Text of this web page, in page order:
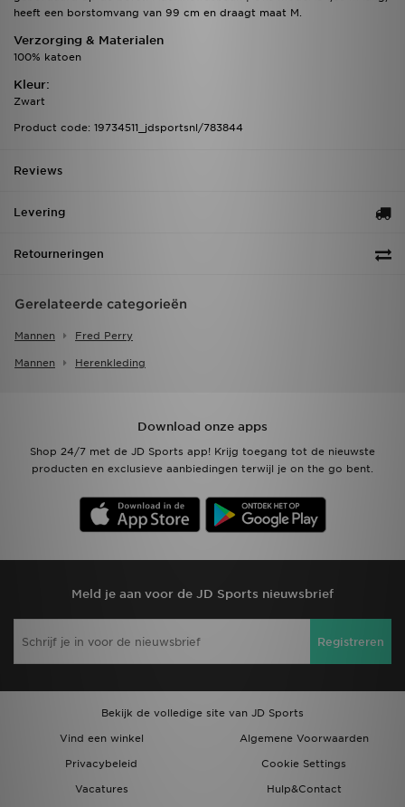
heeft een borstomvang van 99 cm en draagt maat M.
Verzorging & Materialen
100% katoen
Kleur:
Zwart
Product code: 19734511_jdsportsnl/783844
Reviews
Levering
Retourneringen
Gerelateerde categorieën
Mannen Fred Perry
Mannen Herenkleding
Download onze apps
Shop 24/7 met de JD Sports app! Krijg toegang tot de nieuwste
producten en exclusieve aanbiedingen terwijl je on the go bent.
Meld je aan voor de JD Sports nieuwsbrief
Registreren
Bekijk de volledige site van JD Sports
Vind een winkel
Algemene Voorwaarden
Privacybeleid
Cookie Settings
Vacatures
Hulp&Contact